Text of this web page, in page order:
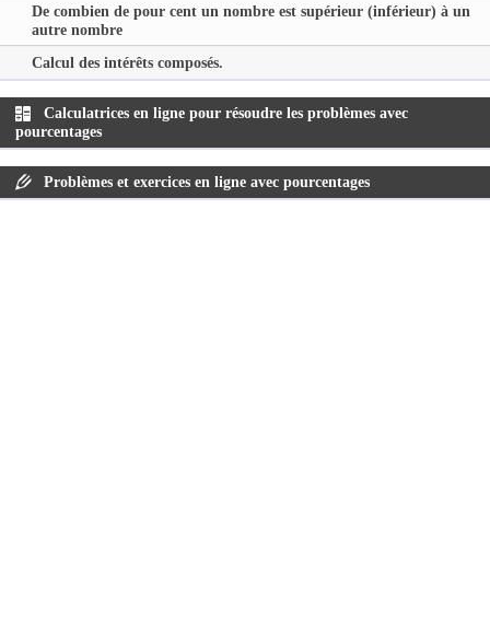
De combien de pour cent un nombre est supérieur (inférieur) à un
autre nombre
Calcul des intérêts composés.
Calculatrices en ligne pour résoudre les problèmes avec
pourcentages
Problèmes et exercices en ligne avec pourcentages